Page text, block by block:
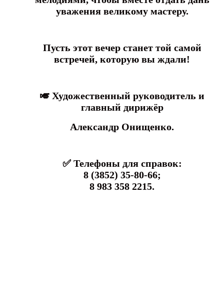
уважения великому мастеру.
Пусть этот вечер станет той самой
встречей, которую вы ждали!
🎺 Художественный руководитель и
главный дирижёр
Александр Онищенко.
✅ Телефоны для справок:
8 (3852) 35-80-66;
8 983 358 2215.